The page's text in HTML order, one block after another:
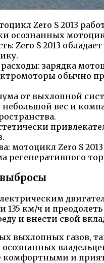
Zero S 2013
осознанных
Zero S 2013
зарядка
обычно
от выхлопной
вес и
мотоцикл Zero S
регенеративного
км/ч и
и внести свой
выхлопных газов,
комфортными и